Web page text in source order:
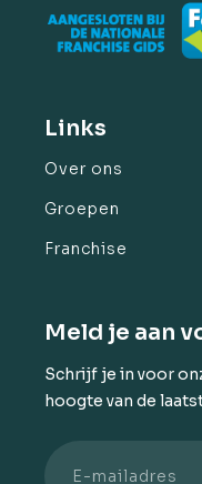
Links
Over ons
Groepen
Franchise
Meld je aan
Schrijf je in voor
hoogte van de